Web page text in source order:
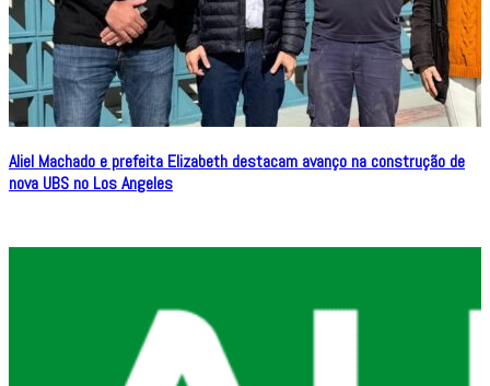
Aliel Machado e prefeita Elizabeth destacam avanço na construção de
nova UBS no Los Angeles